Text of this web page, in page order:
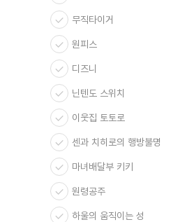
무직타이거
원피스
디즈니
닌텐도 스위치
이웃집 토토로
센과 치히로의 행방불명
마녀배달부 키키
원령공주
하울의 움직이는 성